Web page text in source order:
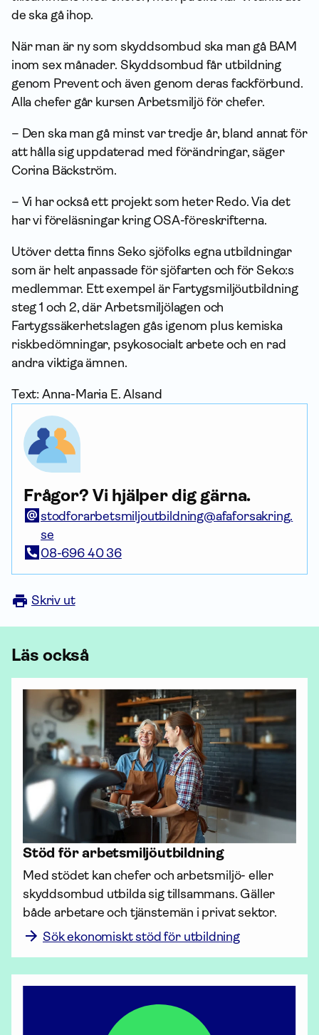
de ska gå ihop.
När man är ny som skydds­ombud ska man gå BAM
inom sex månader. Skydds­ombud får utbildning
genom Prevent och även genom deras fackförbund.
Alla chefer går kursen Arbetsmiljö för chefer.
– Den ska man gå minst var tredje år, bland annat för
att hålla sig uppdaterad med förändringar, säger
Corina Bäckström.
– Vi har också ett projekt som heter Redo. Via det
har vi föreläsningar kring OSA-föreskrifterna.
Utöver detta finns Seko sjöfolks egna utbildningar
som är helt anpassade för sjöfarten och för Seko:s
medlemmar. Ett exempel är Fartygsmiljöutbildning
steg 1 och 2, där Arbetsmiljölagen och
Fartygssäkerhetslagen gås igenom plus kemiska
riskbedömningar, psykosocialt arbete och en rad
andra viktiga ämnen.
Text: Anna-Maria E. Alsand
Frågor? Vi hjälper dig gärna.
stodforarbetsmiljoutbildning@afaforsakring.
se
08-696 40 36
Skriv ut
Läs också
Stöd för arbets­miljö­utbildning
Med stödet kan chefer och arbetsmiljö- eller
skydds­ombud utbilda sig tillsammans. Gäller
Sök ekonomiskt stöd för utbildning